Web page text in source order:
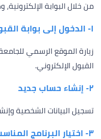
من خلال البوابة الإلكترونية،
١- الدخول إلى بوابة القبول
زيارة الموقع الرسمي
القبول الإلكتروني.
٢- إنشاء حساب جديد
تسجيل البيانات الشخصية
٣- اختيار البرنامج المناسب